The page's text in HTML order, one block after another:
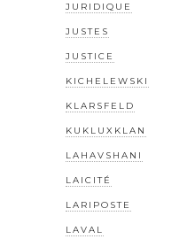
JURIDIQUE
JUSTES
JUSTICE
KICHELEWSKI
KLARSFELD
KUKLUXKLAN
LAHAVSHANI
LAICITÉ
LARIPOSTE
LAVAL